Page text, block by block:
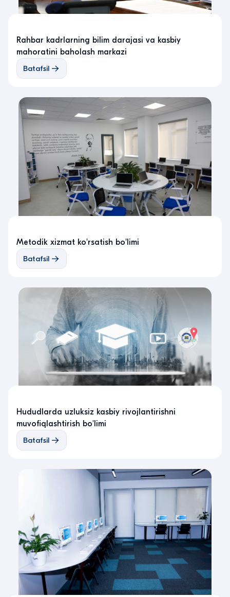
Rahbar kadrlarning bilim darajasi va kasbiy
mahoratini baholash markazi
Batafsil
Metodik xizmat ko'rsatish bo'limi
Batafsil
Hududlarda uzluksiz kasbiy rivojlantirishni
muvofiqlashtirish bo'limi
Batafsil